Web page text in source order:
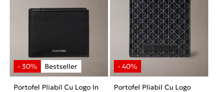
Portofel Pliabil Cu Logo In
Portofel Pliabil Cu Logo